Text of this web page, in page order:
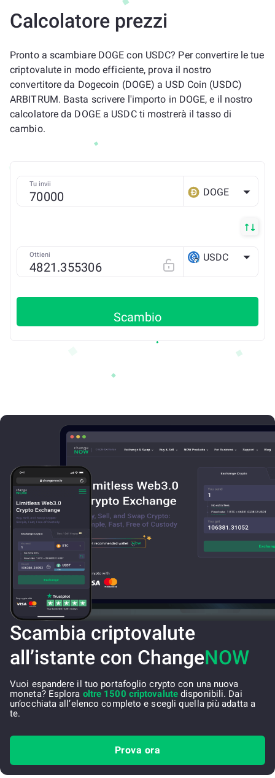
Calcolatore prezzi
Pronto a scambiare DOGE con USDC? Per convertire le tue
criptovalute in modo efficiente, prova il nostro
convertitore da Dogecoin (DOGE) a USD Coin (USDC)
ARBITRUM. Basta scrivere l'importo in DOGE, e il nostro
calcolatore da DOGE a USDC ti mostrerà il tasso di
cambio.
Tu invii
DOGE
Ottieni USDC
Scambio
Scambia criptovalute
all’istante con ChangeNOW
Vuoi espandere il tuo portafoglio crypto con una nuova
moneta? Esplora oltre 1500 criptovalutedisponibili. Dai
un’occhiata all’elenco completo e scegli quella più adatta a
te.
Prova ora